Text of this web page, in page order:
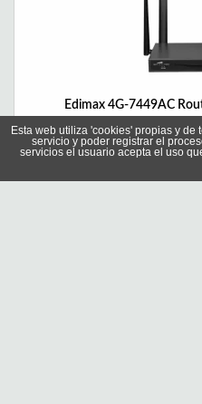
Edimax 4G-7449AC
Esta web utiliza 'cookies' propias y
servicio y poder registrar el
servicios el usuario acepta el uso